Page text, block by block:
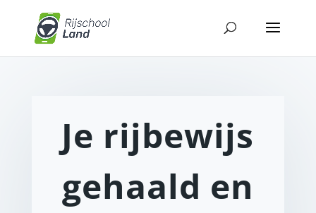
Je rijbewijs
gehaald en